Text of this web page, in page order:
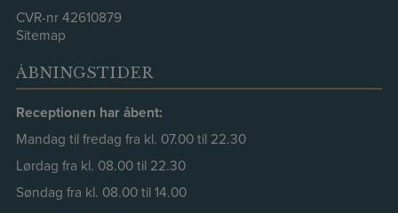
CVR-nr 42610879
Sitemap
ÅBNINGSTIDER
Receptionen har åbent:
Mandag til fredag fra kl. 07.00 til 22.30
Lørdag fra kl. 08.00 til 22.30
Søndag fra kl. 08.00 til 14.00